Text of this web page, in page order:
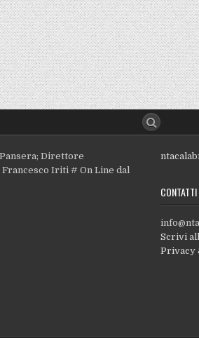
Direttore
Francesco Iriti # On Line dal
CONTATTI
Scrivi
Privacy